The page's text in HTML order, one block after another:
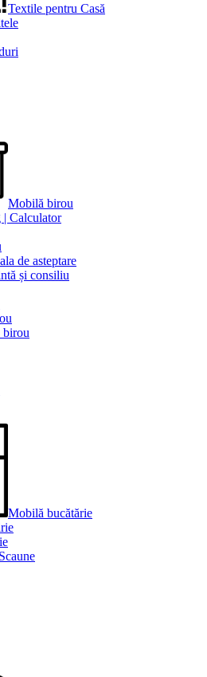
Textile pentru Casă
Mobilă birou
| Calculator
de asteptare
și consiliu
birou
Mobilă bucătărie